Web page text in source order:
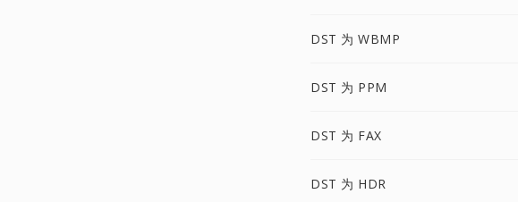
DST 为 WBMP
DST 为 PPM
DST 为 FAX
DST 为 HDR